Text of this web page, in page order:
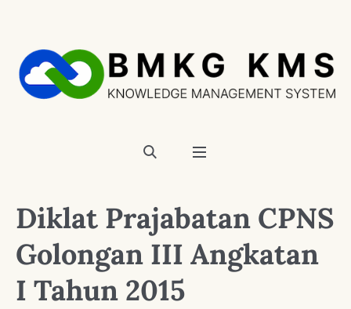
Diklat Prajabatan CPNS
Golongan III Angkatan
I Tahun 2015